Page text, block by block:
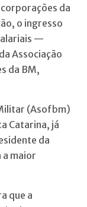
da
o ingresso
—
Associação
da BM,
(Asofbm)
Catarina, já
da
maior
que a